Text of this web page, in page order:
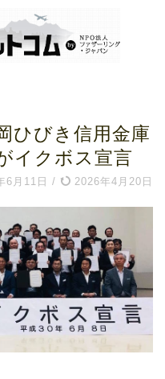
ひびき信用金庫
イクボス宣言
6月11日 / 2026年4月20日